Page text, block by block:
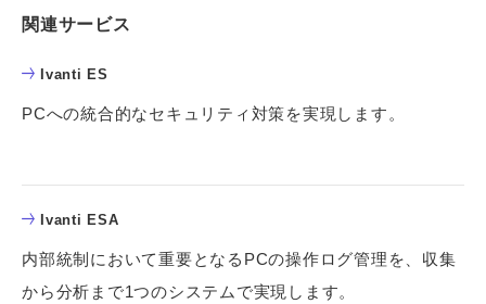
関連サービス
Ivanti ES
PCへの統合的なセキュリティ対策を実現します。
Ivanti ESA
内部統制において重要となるPCの操作ログ管理を、収集
から分析まで1つのシステムで実現します。